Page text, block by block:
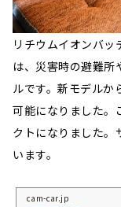
リチウムイオンバ
は、災害時の避難
ルです。新モデルか
可能になりました。
クトになりました。
います。
cam-car.jp